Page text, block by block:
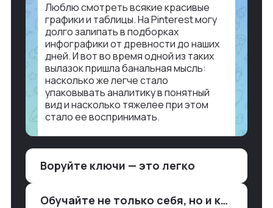
Люблю смотреть всякие красивые
графики и таблицы. На Pinterest могу
долго залипать в подборках
инфографики от древности до наших
дней. И вот во время одной из таких
вылазок пришла банальная мысль:
насколько же легче стало
упаковывать аналитику в понятный
вид и насколько тяжелее при этом
стало ее воспринимать.
аналитикой лет 15 назад, нужно было:
продажи, заявки, прогресс по проекту
Воруйте ключи — это легко
Обучайте не только себя, но и клиентов